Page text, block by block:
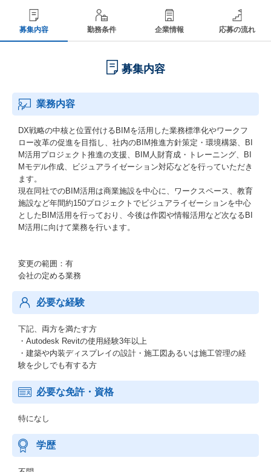
募集内容 勤務条件 企業情報 応募の流れ
募集内容
業務内容
DX戦略の中核と位置付けるBIMを活用した業務標準化やワークフ
ロー改革の促進を目指し、社内のBIM推進方針策定・環境構築、BI
M活用プロジェクト推進の支援、BIM人財育成・トレーニング、BI
Mモデル作成、ビジュアライゼーション対応などを行っていただき
ます。
現在同社でのBIM活用は商業施設を中心に、ワークスペース、教育
施設など年間約150プロジェクトでビジュアライゼーションを中心
としたBIM活用を行っており、今後は作図や情報活用など次なるBI
M活用に向けて業務を行います。
変更の範囲：有
会社の定める業務
必要な経験
下記、両方を満たす方
・Autodesk Revitの使用経験3年以上
・建築や内装ディスプレイの設計・施工図あるいは施工管理の経
験を少しでも有する方
必要な免許・資格
特になし
学歴